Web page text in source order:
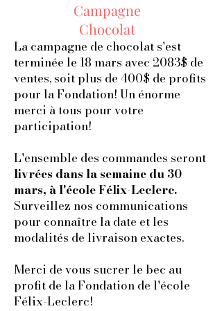
Campagne
Chocolat
La campagne de chocolat s'est
terminée le 18 mars avec 2083$ de
ventes, soit plus de 400$ de profits
pour la Fondation! Un énorme
merci à tous pour votre
participation!
L'ensemble des commandes seront
livrées dans la semaine du 30
mars, à l'école Félix-Leclerc.
Surveillez nos communications
pour connaître la date et les
modalités de livraison exactes.
Merci de vous sucrer le bec au
profit de la Fondation de l'école
Félix-Leclerc!